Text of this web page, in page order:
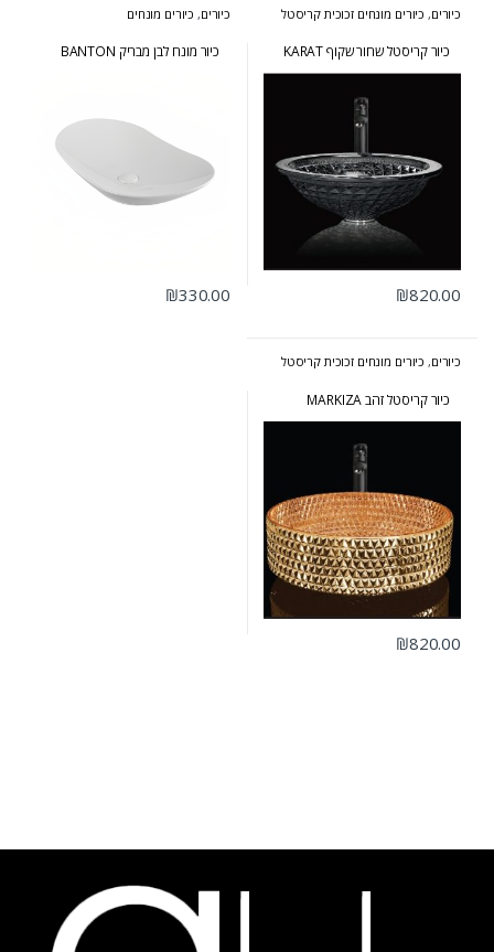
כיורים, כיורים מונחים זכוכית קריסטל
כיור קריסטל שחור שקוף KARAT
₪820.00
כיורים, כיורים מונחים
כיור מונח לבן מבריק BANTON
₪330.00
כיורים, כיורים מונחים זכוכית קריסטל
כיור קריסטל זהב MARKIZA
₪820.00